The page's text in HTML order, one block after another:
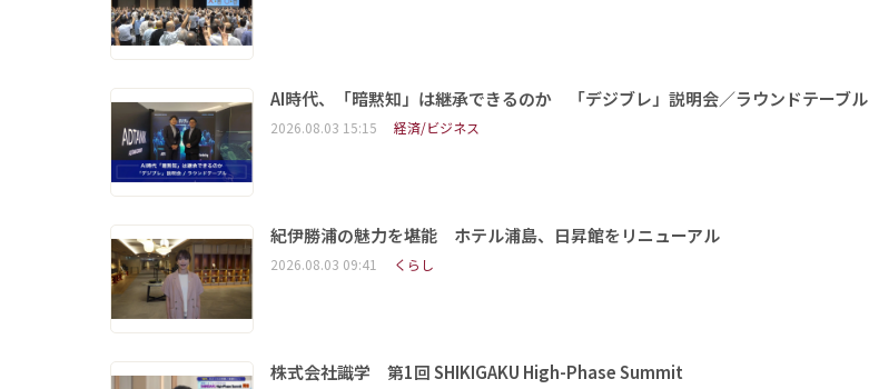
AI時代、「暗黙知」は継承できるのか 「デジブレ」説明会／ラウンドテーブル
2026.08.03 15:15 経済/ビジネス
紀伊勝浦の魅力を堪能 ホテル浦島、日昇館をリニューアル
2026.08.03 09:41 くらし
株式会社識学 第1回 SHIKIGAKU High-Phase Summit